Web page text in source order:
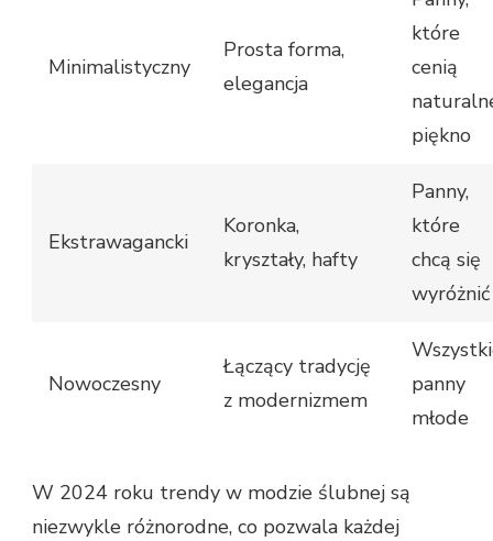
Minimalistyczny
Prosta forma,
elegancja
które
cenią
piękno
Ekstrawagancki
Koronka,
kryształy, hafty
Panny,
które
chcą się
wyróżnić
Nowoczesny
Łączący tradycję
z modernizmem
panny
młode
W 2024 roku trendy w modzie ślubnej są
niezwykle różnorodne, co pozwala każdej